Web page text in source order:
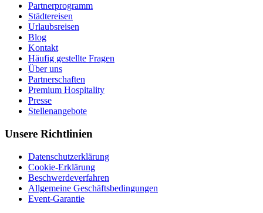
Partnerprogramm
Städtereisen
Urlaubsreisen
Blog
Kontakt
Häufig gestellte Fragen
Über uns
Partnerschaften
Premium Hospitality
Presse
Stellenangebote
Unsere Richtlinien
Datenschutzerklärung
Cookie-Erklärung
Beschwerdeverfahren
Allgemeine Geschäftsbedingungen
Event-Garantie